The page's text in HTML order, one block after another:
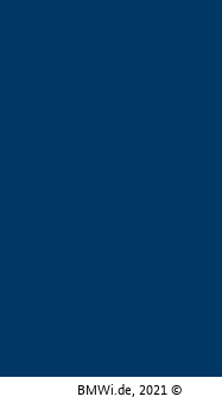
BMWi.de, 2021 ©